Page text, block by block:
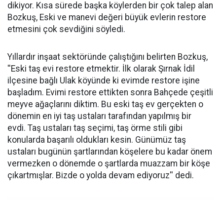
dikiyor. Kısa sürede başka köylerden bir çok talep alan
Bozkuş, Eski ve manevi değeri büyük evlerin restore
etmesini çok sevdiğini söyledi.
Yıllardır inşaat sektöründe çalıştığını belirten Bozkuş,
''Eski taş evi restore etmektir. İlk olarak Şırnak İdil
ilçesine bağlı Ulak köyünde ki evimde restore işine
başladım. Evimi restore ettikten sonra Bahçede çeşitli
meyve ağaçlarını diktim. Bu eski taş ev gerçekten o
dönemin en iyi taş ustaları tarafından yapılmış bir
evdi. Taş ustaları taş seçimi, taş örme stili gibi
konularda başarılı oldukları kesin. Günümüz taş
ustaları bugünün şartlarından köşelere bu kadar önem
vermezken o dönemde o şartlarda muazzam bir köşe
çıkartmışlar. Bizde o yolda devam ediyoruz'' dedi.